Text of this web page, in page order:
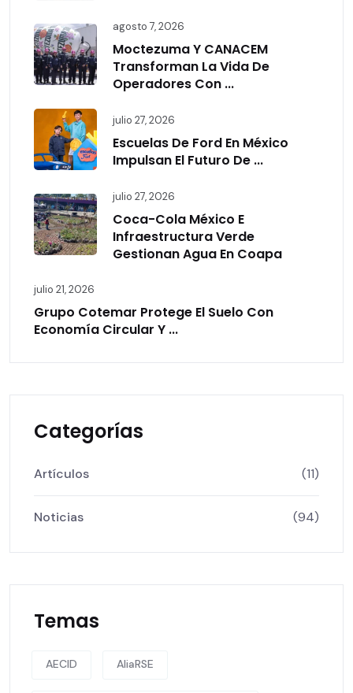
agosto 7, 2026
Moctezuma Y CANACEM
Transforman La Vida De
Operadores Con ...
julio 27, 2026
Escuelas De Ford En México
Impulsan El Futuro De ...
julio 27, 2026
Coca-Cola México E
Infraestructura Verde
Gestionan Agua En Coapa
julio 21, 2026
Grupo Cotemar Protege El Suelo Con
Economía Circular Y ...
Categorías
Artículos (11)
Noticias (94)
Temas
AECID AliaRSE